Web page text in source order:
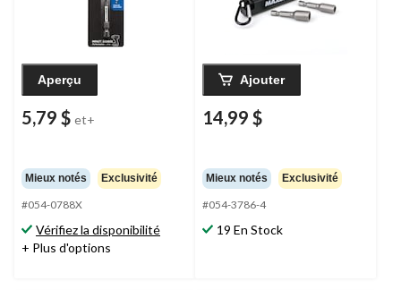
Aperçu
5,79 $ et+
Mieux notés Exclusivité
#054-0788X
Vérifiez la disponibilité
+ Plus d'options
Ajouter
14,99 $
Mieux notés Exclusivité
#054-3786-4
19 En Stock